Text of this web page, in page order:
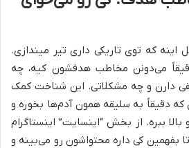
که توی تاریکی داری تیر میندازی.
می‌دونن مخاطب هدفشون کیه، چه
دارن و چه مشکلاتی. این شناخت کمک
که دقیقاً به سلیقه همون آدم‌ها بخوره و
ببره. از بخش “اینسایت” اینستاگرام
بفهمین کی داره محتواشون رو می‌بینه و